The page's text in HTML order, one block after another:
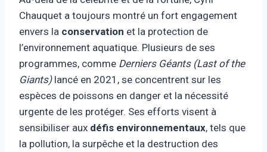
Chauquet a toujours montré un fort engagement
envers la conservation et la protection de
l’environnement aquatique. Plusieurs de ses
programmes, comme Derniers Géants (Last of the
Giants)lancé en 2021, se concentrent sur les
espèces de poissons en danger et la nécessité
urgente de les protéger. Ses efforts visent à
sensibiliser aux défis environnementaux, tels que
la pollution, la surpêche et la destruction des